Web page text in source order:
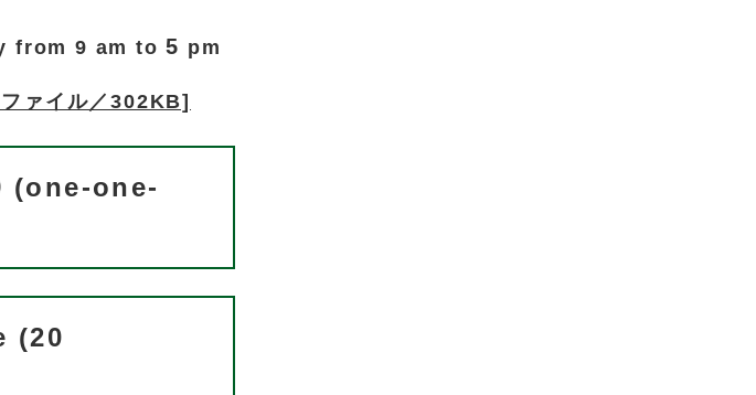
from 9 am to5 pm
ァイル／302KB]
(one-one-
(20